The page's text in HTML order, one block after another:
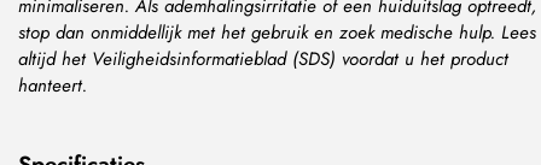
minimaliseren. Als ademhalingsirritatie of een huiduitslag optreedt,
stop dan onmiddellijk met het gebruik en zoek medische hulp. Lees
altijd het Veiligheidsinformatieblad (SDS) voordat u het product
hanteert.